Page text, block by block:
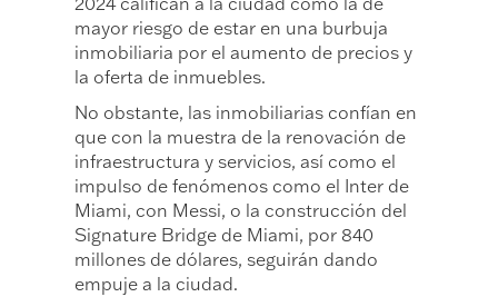
mayor riesgo de estar en una burbuja
inmobiliaria por el aumento de precios y
la oferta de inmuebles.
No obstante, las inmobiliarias confían en
que con la muestra de la renovación de
infraestructura y servicios, así como el
impulso de fenómenos como el Inter de
Miami, con Messi, o la construcción del
Signature Bridge de Miami, por 840
millones de dólares, seguirán dando
empuje a la ciudad.